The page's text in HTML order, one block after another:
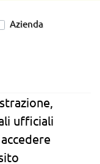
Azienda
ufficiali